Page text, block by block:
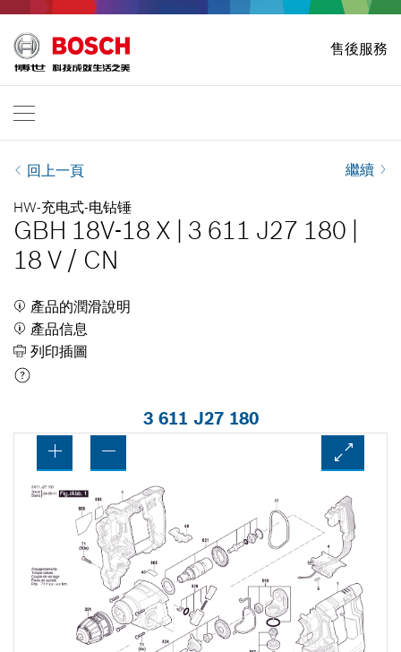
售後服務
Bosch Professional
联系我们
EN | English
回上一頁 繼續
HW-充电式-电钻锤
GBH 18V-18 X 3 611 J27 180
18 V / CN
產品的潤滑說明
產品信息
列印插圖
3 611 J27 180